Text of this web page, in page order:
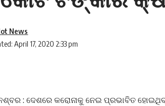
April 17, 2020 2:33 pm
News
: ଦେଶରେ କରୋନାକୁ ନେଇ ପ୍ରଭାବିତ